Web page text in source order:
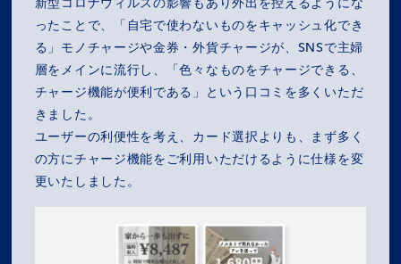
新型コロナウィルスの影響もあり外出を控えるようにな
ったことで、「自宅で使わないものをキャッシュ化でき
る」モノチャージや金券・外貨チャージが、SNSで主婦
層をメインに流行し、「色々なものをチャージできる、
チャージ機能が便利である」という口コミを多くいただ
きました。
ユーザーの利便性を考え、カード選択よりも、まず多く
の方にチャージ機能をご利用いただけるように仕様を変
更いたしました。